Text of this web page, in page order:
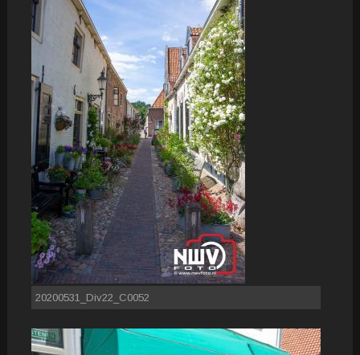
20200531_Div22_C0052